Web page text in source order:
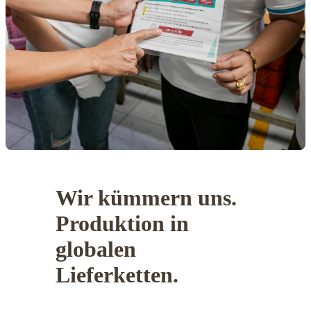
Wir kümmern uns.
Produktion in
globalen
Lieferketten.